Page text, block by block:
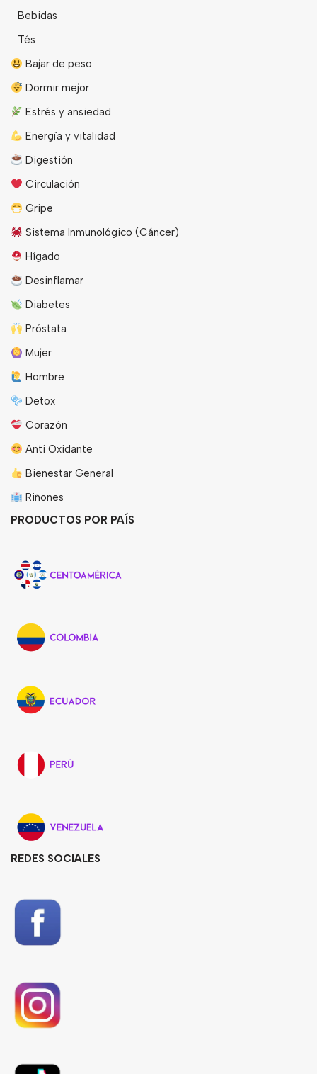
Bebidas
Tés
Bajar de peso
Dormir mejor
Estrés y ansiedad
Energîa y vitalidad
Digestión
Circulación
Gripe
Sistema Inmunológico (Cáncer)
Hígado
Desinflamar
Diabetes
Próstata
Mujer
Hombre
Detox
Corazón
Anti Oxidante
Bienestar General
Riñones
PRODUCTOS POR PAÍS
REDES SOCIALES